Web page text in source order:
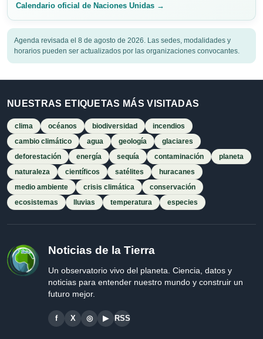
Calendario oficial de Naciones Unidas →
Agenda revisada el 8 de agosto de 2026. Las sedes, modalidades y
horarios pueden ser actualizados por las organizaciones convocantes.
NUESTRAS ETIQUETAS MÁS VISITADAS
clima océanos biodiversidad
incendios
cambio climático
agua geología
glaciares
deforestación
energía sequía contaminación
planeta
naturaleza
científicos satélites
huracanes
medio ambiente
crisis climática
conservación
ecosistemas
lluvias temperatura especies
Noticias de la Tierra
Un observatorio vivo del planeta. Ciencia, datos y
noticias para entender nuestro mundo y construir un
futuro mejor.
f X ◎ ▶ RSS